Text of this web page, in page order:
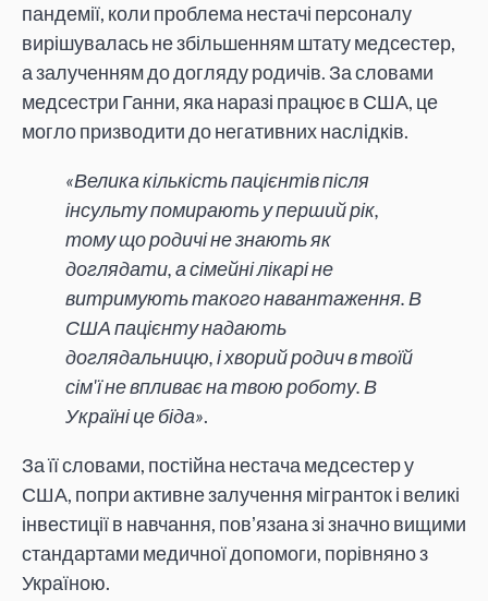
пандемії, коли проблема нестачі персоналу
вирішувалась не збільшенням штату медсестер,
а залученням до догляду родичів. За словами
медсестри Ганни, яка наразі працює в США, це
могло призводити до негативних наслідків.
«Велика кількість пацієнтів після
інсульту помирають у перший рік,
тому що родичі не знають як
доглядати, а сімейні лікарі не
витримують такого навантаження. В
США пацієнту надають
доглядальницю, і хворий родич в твоїй
сім'ї не впливає на твою роботу. В
Україні це біда».
За її словами, постійна нестача медсестер у
США, попри активне залучення мігранток і великі
інвестиції в навчання, повʼязана зі значно вищими
стандартами медичної допомоги, порівняно з
Україною.